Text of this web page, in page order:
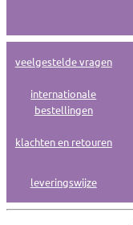
veelgestelde vragen
internationale
bestellingen
klachten en retouren
leveringswijze